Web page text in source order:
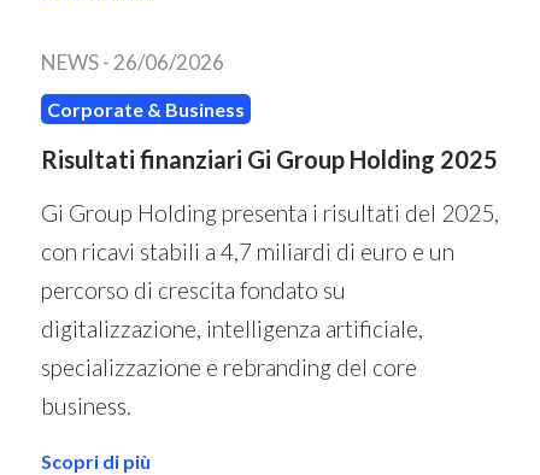
NEWS - 26/06/2026
Corporate & Business
Risultati finanziari Gi Group Holding 2025
Gi Group Holding presenta i risultati del 2025,
con ricavi stabili a 4,7 miliardi di euro e un
percorso di crescita fondato su
digitalizzazione, intelligenza artificiale,
specializzazione e rebranding del core
business.
Scopri di più